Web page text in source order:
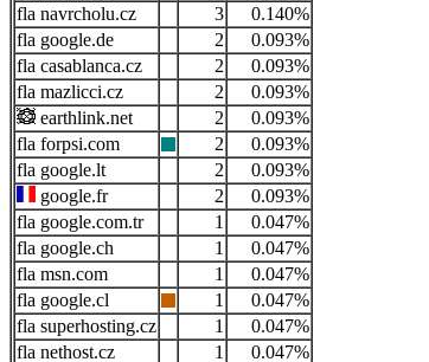
navrcholu.cz
3
0.140%
google.de
2
0.093%
casablanca.cz
2
0.093%
mazlicci.cz
2
0.093%
earthlink.net
2
0.093%
forpsi.com
2
0.093%
google.lt
2
0.093%
google.fr
2
0.093%
google.com.tr
1
0.047%
google.ch
1
0.047%
msn.com
1
0.047%
google.cl
1
0.047%
superhosting.cz
1
0.047%
nethost.cz
1 0.047%